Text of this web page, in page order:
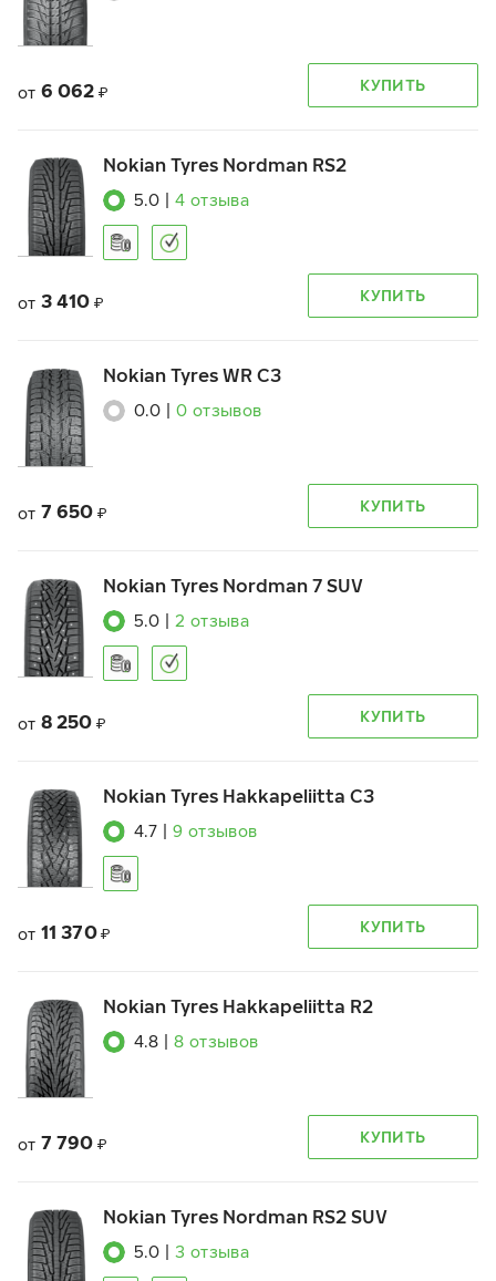
от 6 062 ₽ КУПИТЬ
Nokian Tyres Nordman RS2
5.0 4 отзыва
от 3 410 ₽ КУПИТЬ
Nokian Tyres WR C3
0.0 0 отзывов
от 7 650 ₽ КУПИТЬ
Nokian Tyres Nordman 7 SUV
5.0 2 отзыва
от 8 250 ₽ КУПИТЬ
Nokian Tyres Hakkapeliitta C3
4.7 9 отзывов
от 11 370 ₽ КУПИТЬ
Nokian Tyres Hakkapeliitta R2
4.8 8 отзывов
от 7 790 ₽ КУПИТЬ
Nokian Tyres Nordman RS2 SUV
5.0 3 отзыва